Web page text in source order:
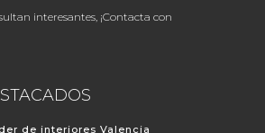
interesantes, ¡Contacta con
de interiores Valencia